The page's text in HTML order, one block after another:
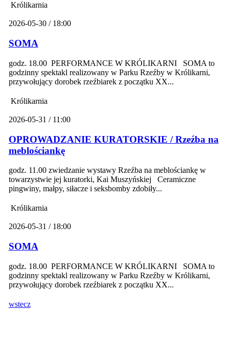
Królikarnia
2026-05-30 / 18:00
SOMA
godz. 18.00 PERFORMANCE W KRÓLIKARNI SOMA to
godzinny spektakl realizowany w Parku Rzeźby w Królikarni,
przywołujący dorobek rzeźbiarek z początku XX...
Królikarnia
2026-05-31 / 11:00
OPROWADZANIE KURATORSKIE / Rzeźba na
meblościankę
godz. 11.00 zwiedzanie wystawy Rzeźba na meblościankę w
towarzystwie jej kuratorki, Kai Muszyńskiej Ceramiczne
pingwiny, małpy, siłacze i seksbomby zdobiły...
Królikarnia
2026-05-31 / 18:00
SOMA
godz. 18.00 PERFORMANCE W KRÓLIKARNI SOMA to
godzinny spektakl realizowany w Parku Rzeźby w Królikarni,
przywołujący dorobek rzeźbiarek z początku XX...
wstecz